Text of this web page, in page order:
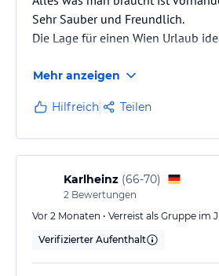
Sehr Sauber und Freundlich.
Die Lage für einen Wien Urlaub
Mehr anzeigen
Hilfreich Teilen
Karlheinz (66-70)
2 Bewertungen
Vor 2 Monaten • Verreist als Gruppe im
Verifizierter Aufenthalt